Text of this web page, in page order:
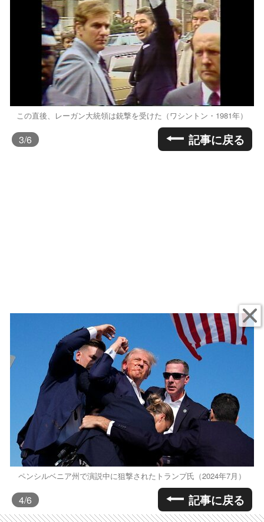
この直後、レーガン大統領は銃撃を受けた（ワシントン・1981年）
3/6 記事に戻る
ペンシルベニア州で演説中に狙撃されたトランプ氏（2024年7月）
4/6 記事に戻る